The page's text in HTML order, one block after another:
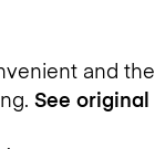
and the
See original